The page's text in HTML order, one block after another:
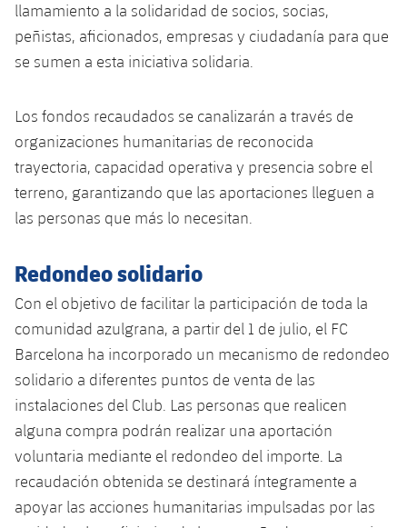
llamamiento a la solidaridad de socios, socias,
peñistas, aficionados, empresas y ciudadanía para que
se sumen a esta iniciativa solidaria.
Los fondos recaudados se canalizarán a través de
organizaciones humanitarias de reconocida
trayectoria, capacidad operativa y presencia sobre el
terreno, garantizando que las aportaciones lleguen a
las personas que más lo necesitan.
Redondeo solidario
Con el objetivo de facilitar la participación de toda la
comunidad azulgrana, a partir del 1 de julio, el FC
Barcelona ha incorporado un mecanismo de redondeo
solidario a diferentes puntos de venta de las
instalaciones del Club. Las personas que realicen
alguna compra podrán realizar una aportación
voluntaria mediante el redondeo del importe. La
recaudación obtenida se destinará íntegramente a
apoyar las acciones humanitarias impulsadas por las